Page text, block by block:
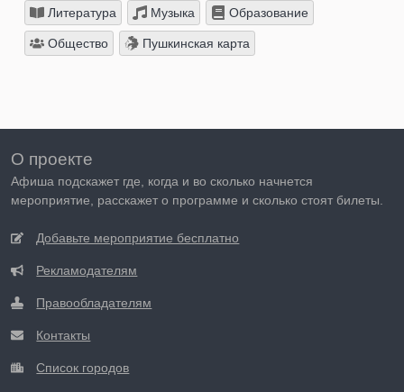
Литература Музыка Образование
Общество Пушкинская карта
О проекте
Афиша подскажет где, когда и во сколько начнется
мероприятие, расскажет о программе и сколько стоят билеты.
Добавьте мероприятие бесплатно
Рекламодателям
Правообладателям
Контакты
Список городов